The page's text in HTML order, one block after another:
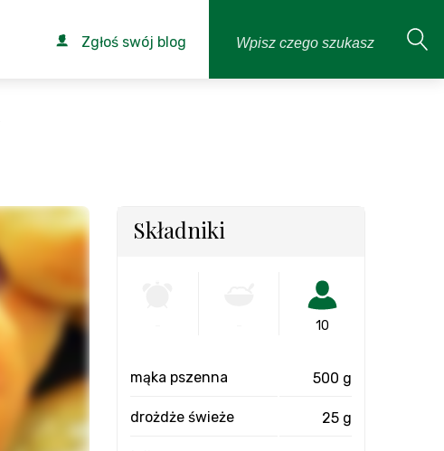
Zgłoś swój blog
Składniki
10
mąka pszenna 500 g
drożdże świeże 25 g